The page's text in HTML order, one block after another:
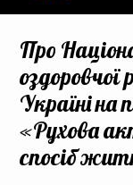
Громадське
Безбар’єрність
Про
оздоровчої
Україні на
«Рухова
спосіб